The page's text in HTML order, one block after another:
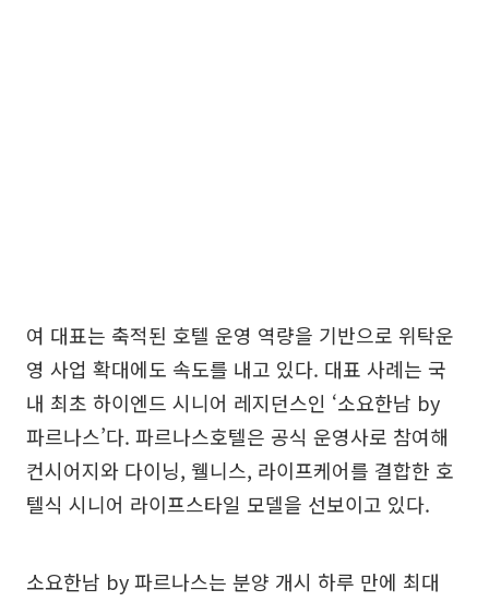
여 대표는 축적된 호텔 운영 역량을 기반으로 위탁운
영 사업 확대에도 속도를 내고 있다. 대표 사례는 국
내 최초 하이엔드 시니어 레지던스인 ‘소요한남 by
파르나스’다. 파르나스호텔은 공식 운영사로 참여해
컨시어지와 다이닝, 웰니스, 라이프케어를 결합한 호
텔식 시니어 라이프스타일 모델을 선보이고 있다.
소요한남 by 파르나스는 분양 개시 하루 만에 최대